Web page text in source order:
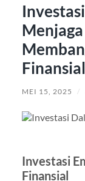
MEI 15, 2025 /
Investasi
Finansial